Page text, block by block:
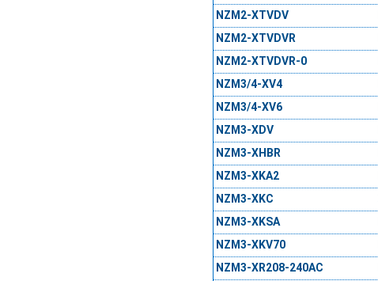
NZM2-XTVDV
NZM2-XTVDVR
NZM2-XTVDVR-0
NZM3/4-XV4
NZM3/4-XV6
NZM3-XDV
NZM3-XHBR
NZM3-XKA2
NZM3-XKC
NZM3-XKSA
NZM3-XKV70
NZM3-XR208-240AC